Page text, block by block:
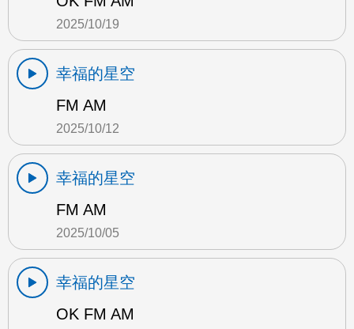
2025/10/19
幸福的星空
FM AM
2025/10/12
幸福的星空
FM AM
2025/10/05
幸福的星空
OK FM AM